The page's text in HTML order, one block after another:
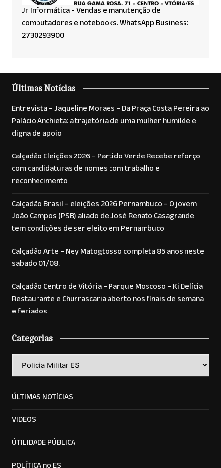
Jr Informática – Vendas e manutenção de
computadores e notebooks. WhatsApp Business:
2730293900
Últimas Notícias
Entrevista – Jaqueline Moraes – Da Praça Costa Pereira ao
Palácio Anchieta: a trajetória de uma mulher humilde e
digna de apoio
Calçadão Eleições 2026 – Partido Verde Recebe reforço
com candidaturas de nomes com trabalho e
reconhecimento
Calçadão Brasil – eleições 2026 Pernambuco – O jovem
João Campos (PSB) aliado de José Renato Casagrande
tem condições de ser eleito em Pernambuco
Calçadão Arte – Ney Matogtosso completa 85 anos neste
sabado 01/08.
Calçadão Centro de Vitória – Parque Moscoso – Ki Delícia
Restaurante e Churrascaria aberto nos finais de semana
e feriados
Categorias
ÚLTIMAS NOTÍCIAS
VÍDEOS
ÚTILIDADE PÚBLICA